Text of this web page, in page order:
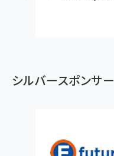
シルバースポンサー